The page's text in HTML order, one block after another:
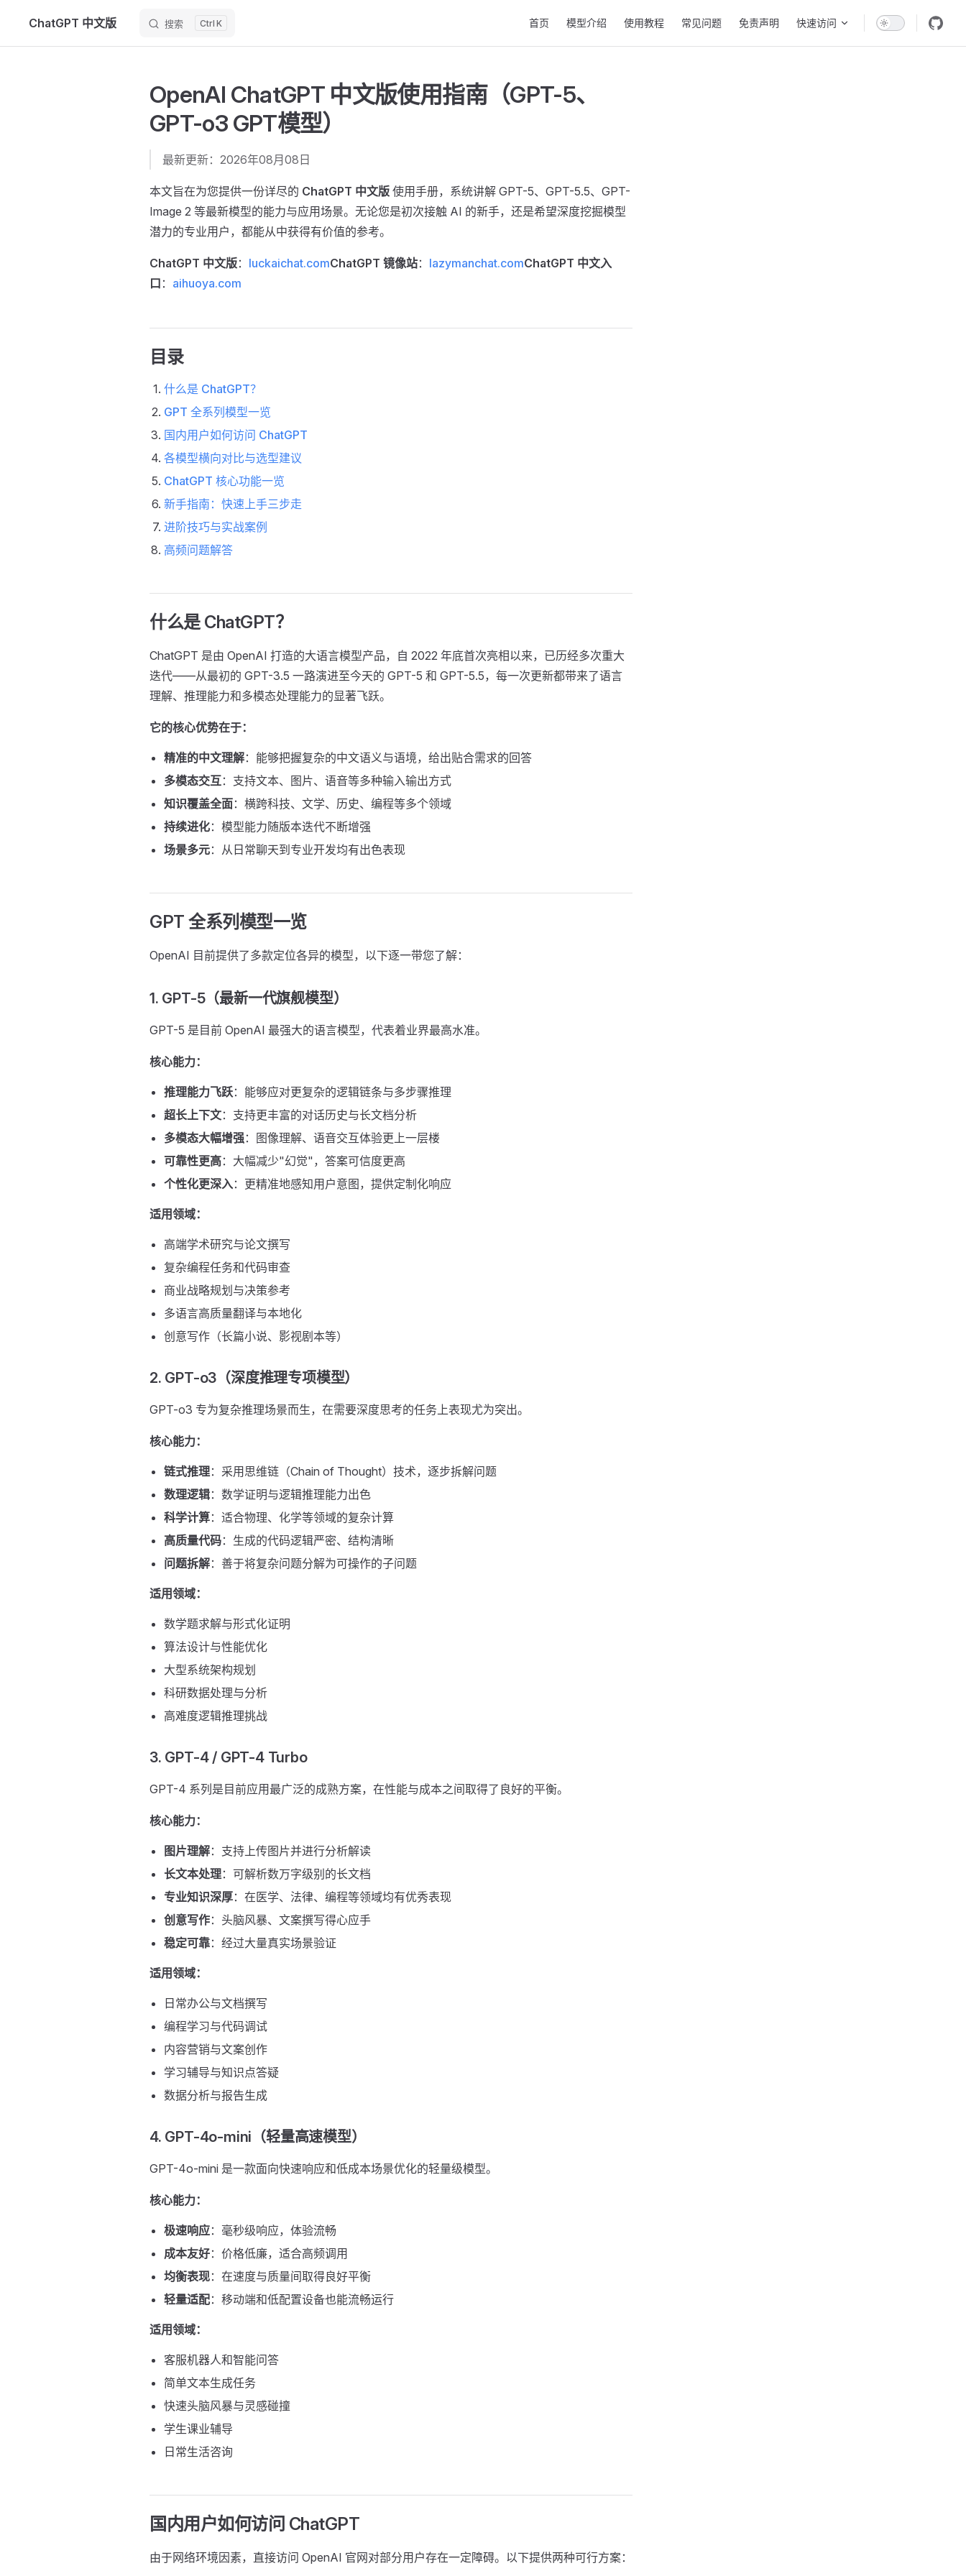
Skip to content
ChatGPT 中文版 搜索 K 首页 模型介绍 使用教程 常见问题 免责声明 快速访问
OpenAI ChatGPT 中文版使用指南（GPT-5、
GPT-o3 GPT模型）
最新更新：2026年08月08日
本文旨在为您提供一份详尽的 ChatGPT 中文版 使用手册，系统讲解 GPT-5、GPT-5.5、GPT-
Image 2 等最新模型的能力与应用场景。无论您是初次接触 AI 的新手，还是希望深度挖掘模型
潜力的专业用户，都能从中获得有价值的参考。
ChatGPT 中文版： luckaichat.comChatGPT 镜像站： lazymanchat.comChatGPT 中文入
口 ： aihuoya.com
目录
什么是 ChatGPT？
GPT 全系列模型一览
国内用户如何访问 ChatGPT
各模型横向对比与选型建议
ChatGPT 核心功能一览
新手指南：快速上手三步走
进阶技巧与实战案例
高频问题解答
什么是 ChatGPT？
ChatGPT 是由 OpenAI 打造的大语言模型产品，自 2022 年底首次亮相以来，已历经多次重大
迭代——从最初的 GPT-3.5 一路演进至今天的 GPT-5 和 GPT-5.5，每一次更新都带来了语言
理解、推理能力和多模态处理能力的显著飞跃。
它的核心优势在于：
精准的中文理解：能够把握复杂的中文语义与语境，给出贴合需求的回答
多模态交互：支持文本、图片、语音等多种输入输出方式
知识覆盖全面：横跨科技、文学、历史、编程等多个领域
持续进化：模型能力随版本迭代不断增强
场景多元：从日常聊天到专业开发均有出色表现
GPT 全系列模型一览
OpenAI 目前提供了多款定位各异的模型，以下逐一带您了解：
1. GPT-5（最新一代旗舰模型）
GPT-5 是目前 OpenAI 最强大的语言模型，代表着业界最高水准。
核心能力：
推理能力飞跃：能够应对更复杂的逻辑链条与多步骤推理
超长上下文：支持更丰富的对话历史与长文档分析
多模态大幅增强：图像理解、语音交互体验更上一层楼
可靠性更高：大幅减少"幻觉"，答案可信度更高
个性化更深入：更精准地感知用户意图，提供定制化响应
适用领域：
高端学术研究与论文撰写
复杂编程任务和代码审查
商业战略规划与决策参考
多语言高质量翻译与本地化
创意写作（长篇小说、影视剧本等）
2. GPT-o3（深度推理专项模型）
GPT-o3 专为复杂推理场景而生，在需要深度思考的任务上表现尤为突出。
核心能力：
链式推理：采用思维链（Chain of Thought）技术，逐步拆解问题
数理逻辑：数学证明与逻辑推理能力出色
科学计算：适合物理、化学等领域的复杂计算
高质量代码：生成的代码逻辑严密、结构清晰
问题拆解：善于将复杂问题分解为可操作的子问题
适用领域：
数学题求解与形式化证明
算法设计与性能优化
大型系统架构规划
科研数据处理与分析
高难度逻辑推理挑战
3. GPT-4 / GPT-4 Turbo
GPT-4 系列是目前应用最广泛的成熟方案，在性能与成本之间取得了良好的平衡。
核心能力：
图片理解：支持上传图片并进行分析解读
长文本处理：可解析数万字级别的长文档
专业知识深厚：在医学、法律、编程等领域均有优秀表现
创意写作：头脑风暴、文案撰写得心应手
稳定可靠：经过大量真实场景验证
适用领域：
日常办公与文档撰写
编程学习与代码调试
内容营销与文案创作
学习辅导与知识点答疑
数据分析与报告生成
4. GPT-4o-mini（轻量高速模型）
GPT-4o-mini 是一款面向快速响应和低成本场景优化的轻量级模型。
核心能力：
极速响应：毫秒级响应，体验流畅
成本友好：价格低廉，适合高频调用
均衡表现：在速度与质量间取得良好平衡
轻量适配：移动端和低配置设备也能流畅运行
适用领域：
客服机器人和智能问答
简单文本生成任务
快速头脑风暴与灵感碰撞
学生课业辅导
日常生活咨询
国内用户如何访问 ChatGPT
由于网络环境因素，直接访问 OpenAI 官网对部分用户存在一定障碍。以下提供两种可行方案：